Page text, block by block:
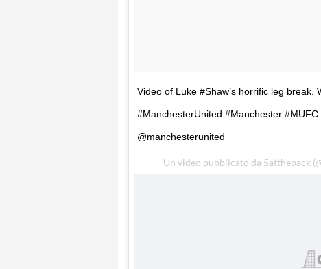
Video of Luke #Shaw’s horrific leg
#ManchesterUnited #Manchester
@manchesterunited
Un video pubblicato da 5attheback